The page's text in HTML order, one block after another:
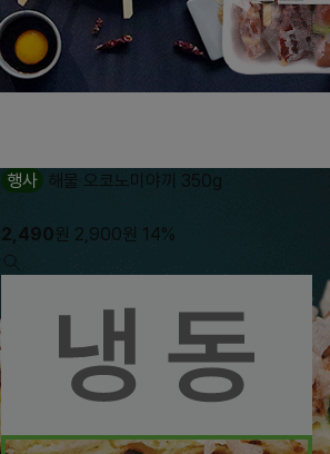
행사 해물 오코노미야끼 350g
2,490원 2,900원 14%